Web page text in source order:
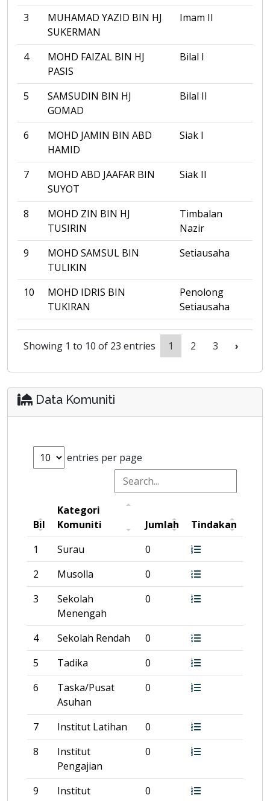
3
MUHAMAD YAZID BIN HJ
SUKERMAN
Imam II
4
MOHD FAIZAL BIN HJ
PASIS
Bilal I
5
SAMSUDIN BIN HJ
GOMAD
Bilal II
6
MOHD JAMIN BIN ABD
HAMID
Siak I
7
MOHD ABD JAAFAR BIN
SUYOT
Siak II
8
MOHD ZIN BIN HJ
TUSIRIN
Timbalan
Nazir
9
MOHD SAMSUL BIN
TULIKIN
Setiausaha
10
MOHD IDRIS BIN
TUKIRAN
Penolong
Setiausaha
Showing 1 to 10 of 23 entries 1 2 3 ›
Data Komuniti
entries per page
Bil
Kategori
Komuniti
Jumlah
Tindakan
1
Surau
0
2
Musolla
0
3
Sekolah
Menengah
0
4 Sekolah Rendah
0
5
Tadika
0
6
Taska/Pusat
Asuhan
0
7 Institut Latihan
0
8
Institut
Pengajian
0
9
Institut
0